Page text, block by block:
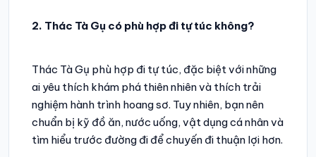
2. Thác Tà Gụ có phù hợp đi tự túc không?
Thác Tà Gụ phù hợp đi tự túc, đặc biệt với những
ai yêu thích khám phá thiên nhiên và thích trải
nghiệm hành trình hoang sơ. Tuy nhiên, bạn nên
chuẩn bị kỹ đồ ăn, nước uống, vật dụng cá nhân và
tìm hiểu trước đường đi để chuyến đi thuận lợi hơn.